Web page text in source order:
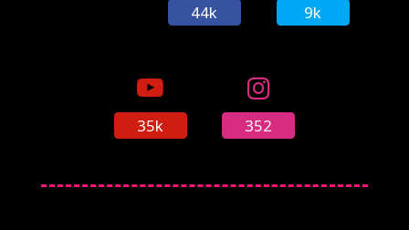
44k 9k
35k 352